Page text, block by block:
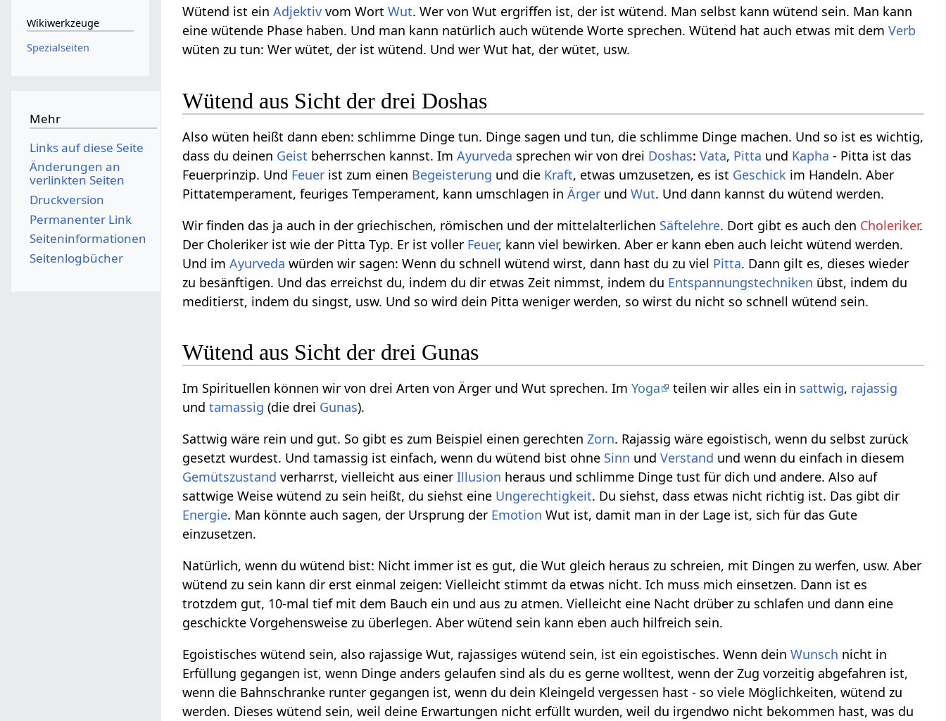
Wütend ist einAdjektiv vom WortWut. Wer von Wut ergriffen ist, der ist wütend. Man selbst kann wütend sein. Man kann
eine wütende Phase haben. Und man kann natürlich auch wütende Worte sprechen. Wütend hat auch etwas mit demVerb
wüten zu tun: Wer wütet, der ist wütend. Und wer Wut hat, der wütet, usw.
Wütend aus Sicht der drei Doshas
Also wüten heißt dann eben: schlimme Dinge tun. Dinge sagen und tun, die schlimme Dinge machen. Und so ist es wichtig,
dass du deinen Geist beherrschen kannst. ImAyurveda sprechen wir von drei Doshas:Vata, Pitta und Kapha - Pitta ist das
Feuerprinzip. Und Feuer ist zum einen Begeisterung und die Kraft, etwas umzusetzen, es ist Geschick im Handeln. Aber
Pittatemperament, feuriges Temperament, kann umschlagen inÄrger undWut. Und dann kannst du wütend werden.
Wir finden das ja auch in der griechischen, römischen und der mittelalterlichen Säftelehre. Dort gibt es auch den Choleriker.
Der Choleriker ist wie der Pitta Typ. Er ist voller Feuer, kann viel bewirken. Aber er kann eben auch leicht wütend werden.
Und imAyurveda würden wir sagen: Wenn du schnell wütend wirst, dann hast du zu viel Pitta. Dann gilt es, dieses wieder
zu besänftigen. Und das erreichst du, indem du dir etwas Zeit nimmst, indem du Entspannungstechniken übst, indem du
meditierst, indem du singst, usw. Und so wird dein Pitta weniger werden, so wirst du nicht so schnell wütend sein.
Wütend aus Sicht der drei Gunas
Im Spirituellen können wir von drei Arten von Ärger und Wut sprechen. ImYoga teilen wir alles ein in sattwig, rajassig
undtamassig (die drei Gunas).
Sattwig wäre rein und gut. So gibt es zum Beispiel einen gerechtenZorn. Rajassig wäre egoistisch, wenn du selbst zurück
gesetzt wurdest. Und tamassig ist einfach, wenn du wütend bist ohne Sinn undVerstand und wenn du einfach in diesem
Gemütszustand verharrst, vielleicht aus einerIllusion heraus und schlimme Dinge tust für dich und andere. Also auf
sattwige Weise wütend zu sein heißt, du siehst eine Ungerechtigkeit. Du siehst, dass etwas nicht richtig ist. Das gibt dir
Energie. Man könnte auch sagen, der Ursprung der Emotion Wut ist, damit man in der Lage ist, sich für das Gute
einzusetzen.
Natürlich, wenn du wütend bist: Nicht immer ist es gut, die Wut gleich heraus zu schreien, mit Dingen zu werfen, usw. Aber
wütend zu sein kann dir erst einmal zeigen: Vielleicht stimmt da etwas nicht. Ich muss mich einsetzen. Dann ist es
trotzdem gut, 10-mal tief mit dem Bauch ein und aus zu atmen. Vielleicht eine Nacht drüber zu schlafen und dann eine
geschickte Vorgehensweise zu überlegen. Aber wütend sein kann eben auch hilfreich sein.
Egoistisches wütend sein, also rajassige Wut, rajassiges wütend sein, ist ein egoistisches. Wenn deinWunsch nicht in
Erfüllung gegangen ist, wenn Dinge anders gelaufen sind als du es gerne wolltest, wenn der Zug vorzeitig abgefahren ist,
wenn die Bahnschranke runter gegangen ist, wenn du dein Kleingeld vergessen hast - so viele Möglichkeiten, wütend zu
werden. Dieses wütend sein, weil deine Erwartungen nicht erfüllt wurden, weil du irgendwo nicht bekommen hast, was du
Wikiwerkzeuge
Spezialseiten
Mehr
Links auf diese Seite
Änderungen an
verlinkten Seiten
Druckversion
Permanenter Link
Seiten­­informationen
Seitenlogbücher